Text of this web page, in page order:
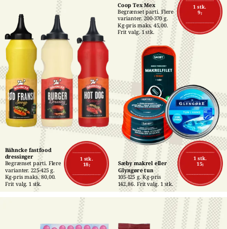
1 stk.
9,-
Coop Tex Mex
Begrænset parti. Flere
varianter. 200-370 g.
Kg-pris maks. 45,00.
Frit valg. 1 stk.
1 stk.
18,-
Bähncke fastfood
dressinger
Begrænset parti. Flere
varianter. 225-425 g.
Kg-pris maks. 80,00.
Frit valg. 1 stk.
1 stk.
15,-
Sæby makrel eller
Glyngøre tun
105-125 g. Kg-pris
142,86. Frit valg. 1 stk.